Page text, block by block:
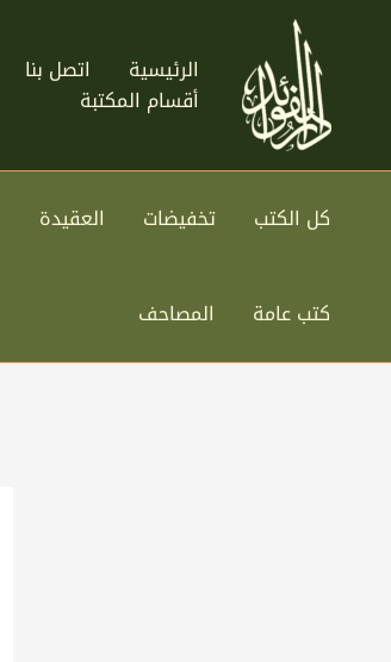
الرئيسية
اتصل بنا
أقسام المكتبة
كل الكتب تخفيضات العقيدة
كتب عامة المصاحف